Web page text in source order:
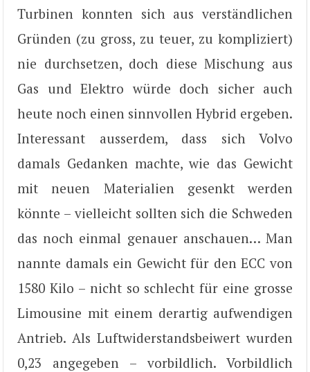
Turbinen konnten sich aus verständlichen
Gründen (zu gross, zu teuer, zu kompliziert)
nie durchsetzen, doch diese Mischung aus
Gas und Elektro würde doch sicher auch
heute noch einen sinnvollen Hybrid ergeben.
Interessant ausserdem, dass sich Volvo
damals Gedanken machte, wie das Gewicht
mit neuen Materialien gesenkt werden
könnte – vielleicht sollten sich die Schweden
das noch einmal genauer anschauen… Man
nannte damals ein Gewicht für den ECC von
1580 Kilo – nicht so schlecht für eine grosse
Limousine mit einem derartig aufwendigen
Antrieb. Als Luftwiderstandsbeiwert wurden
0,23 angegeben – vorbildlich. Vorbildlich